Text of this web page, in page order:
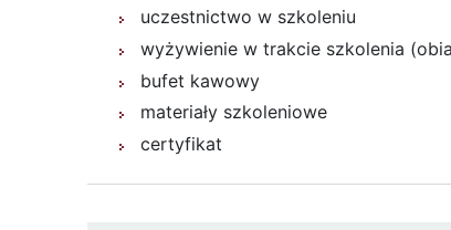
uczestnictwo w szkoleniu
wyżywienie w trakcie szkolenia
bufet kawowy
materiały szkoleniowe
certyfikat